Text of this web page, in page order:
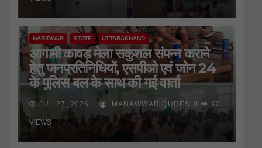
HARIDWAR STATE UTTARAKHAND
आगामी कावड़ मेला सकुशल संपन्न कराने
हेतु जनप्रतिनिधियों, एसपीओ एवं जोन 24
के पुलिस बल के साथ की गई वार्ता
JUL 27, 2026 MANAWWAR QURESHI 90
VIEWS
HARIDWAR STATE UTTARAKHAND
जिला प्रेस क्लब की बैठक